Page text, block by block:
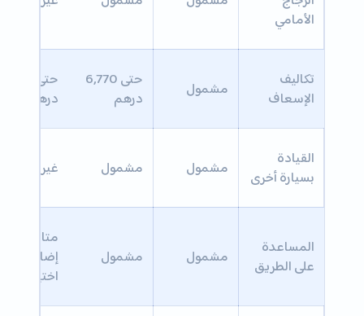
الأمامي
تكاليف
الإسعاف
مشمول
حتى 6,770
درهم
درهم
القيادة
بسيارة أخرى
مشمول مشمول غير
المساعدة
على الطريق
مشمول مشمول
متاح عبر
إضافة
اختيارية